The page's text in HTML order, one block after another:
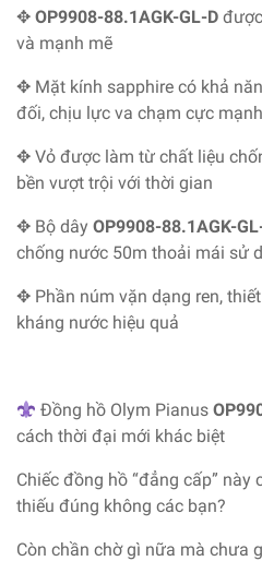
✥ OP9908-88.1AGK-GL-D
và mạnh mẽ
✥ Mặt kính sapphire có khả
đối, chịu lực va chạm cực mạnh
✥ Vỏ được làm từ chất liệu
bền vượt trội với thời gian
✥ Bộ dây OP9908-88.1AGK-
chống nước 50m thoải mái sử
✥ Phần núm vặn dạng ren,
kháng nước hiệu quả
Đồng hồ Olym Pianus
cách thời đại mới khác biệt
Chiếc đồng hồ “đẳng cấp”
thiếu đúng không các bạn?
Còn chần chờ gì nữa mà chưa